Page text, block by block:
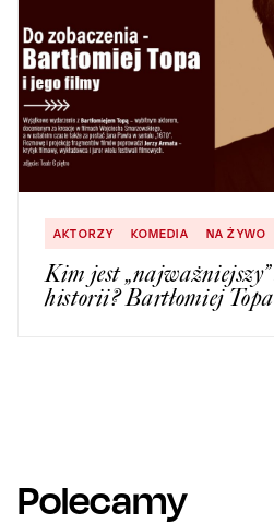
AKTORZY KOMEDIA NA ŻYWO
Kim jest „najważniejszy”
historii? Bartłomiej
Polecamy